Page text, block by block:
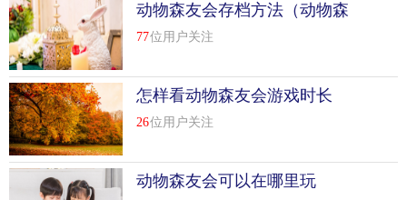
动物森友会存档方法（动物森
友会如何保存游戏）
77位用户关注
怎样看动物森友会游戏时长
26位用户关注
动物森友会可以在哪里玩